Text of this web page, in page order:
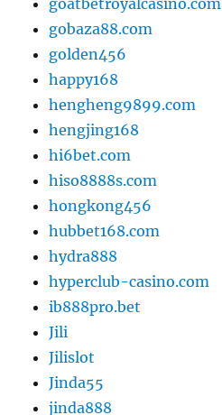
goatbetroyalcasino.com
gobaza88.com
golden456
happy168
hengheng9899.com
hengjing168
hi6bet.com
hiso8888s.com
hongkong456
hubbet168.com
hydra888
hyperclub-casino.com
ib888pro.bet
Jili
Jilislot
Jinda55
jinda888